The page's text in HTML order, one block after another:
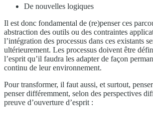
De nouvelles logiques
Il est donc fondamental de (re)penser ces
abstraction des outils ou des contraintes
l’intégration des processus dans ces existants
ultérieurement. Les processus doivent être
l’esprit qu’il faudra les adapter de façon
continu de leur environnement.
Pour transformer, il faut aussi, et surtout,
penser différemment, selon des perspectives
preuve d’ouverture d’esprit :